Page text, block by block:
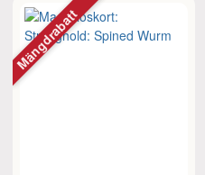
Mängdrabatt